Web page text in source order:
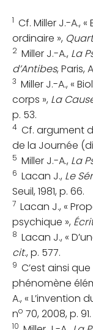
1 Cf. Miller J.-A.,
ordinaire »,
2 Miller J.-A., La
d’Antibes, Paris,
3 Miller J.-A., «
corps », La
p. 53.
4 Cf. argument
de la Journée
5 Miller J.-A., La
6 Lacan J., Le
Seuil, 1981, p. 66.
7 Lacan J., «
psychique »,
8 Lacan J., «
cit., p. 577.
9 C’est ainsi
phénomène
A., « L’invention
no 70, 2008, p. 91.
10